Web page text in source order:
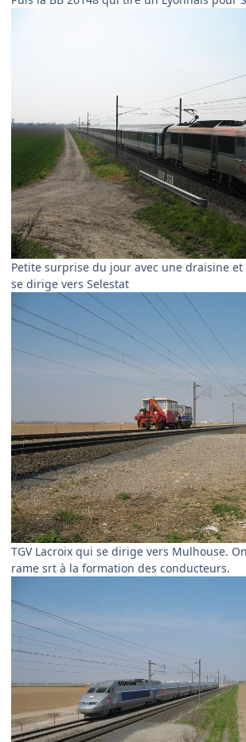
Petite surprise du jour avec une draisine
se dirige vers Selestat
TGV Lacroix qui se dirige vers Mulhouse.
rame srt à la formation des conducteurs.